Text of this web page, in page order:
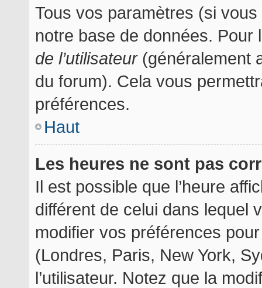
Tous vos paramètres (si
notre base de données.
de l’utilisateur(généralement
du forum). Cela vous
préférences.
Haut
Les heures ne sont pas
Il est possible que l’heure
différent de celui dans lequel
modifier vos préférences
(Londres, Paris, New York,
l’utilisateur. Notez que la